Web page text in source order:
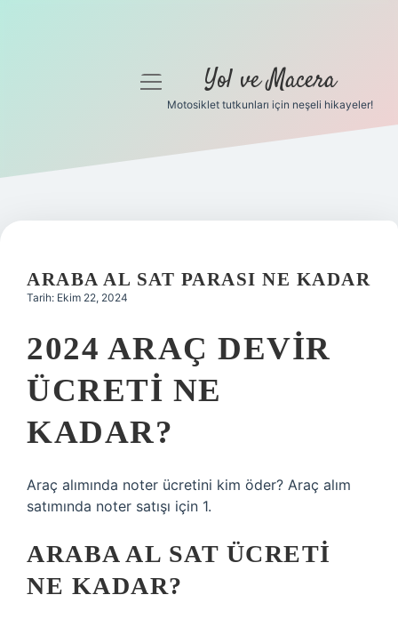
Gizlilik Politikası
Yasal Uyarı
menüyü
Yol ve Macera
Motosiklet tutkunları için neşeli hikayeler!
ARABA AL SAT PARASI NE KADAR
Tarih: Ekim 22, 2024
2024 ARAÇ DEVIR
ÜCRETI NE
KADAR?
Araç alımında noter ücretini kim öder? Araç alım
satımında noter satışı için 1.
ARABA AL SAT ÜCRETI
NE KADAR?